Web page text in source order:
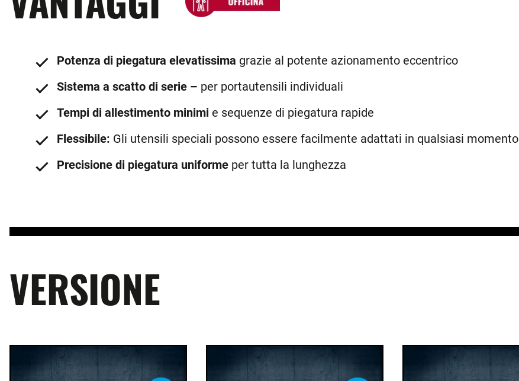
Potenza di piegatura elevatissima grazie al potente azionamento eccentrico
Sistema a scatto di serie – per portautensili individuali
Tempi di allestimento minimi e sequenze di piegatura rapide
Flessibile: Gli utensili speciali possono essere facilmente adattati in qualsiasi momento
Precisione di piegatura uniforme per tutta la lunghezza
VERSIONE